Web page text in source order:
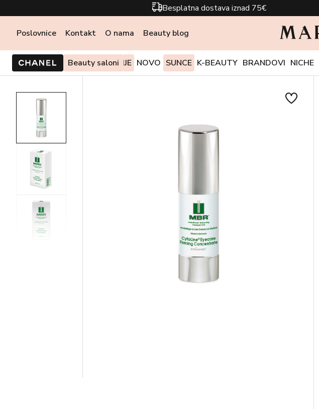
Besplatna dostava iznad 75€
Poslovnice Kontakt O nama Beauty blog
Beauty saloni
PONUDE I AKCIJE NOVO SUNCE K-BEAUTY BRANDOVI NICHE